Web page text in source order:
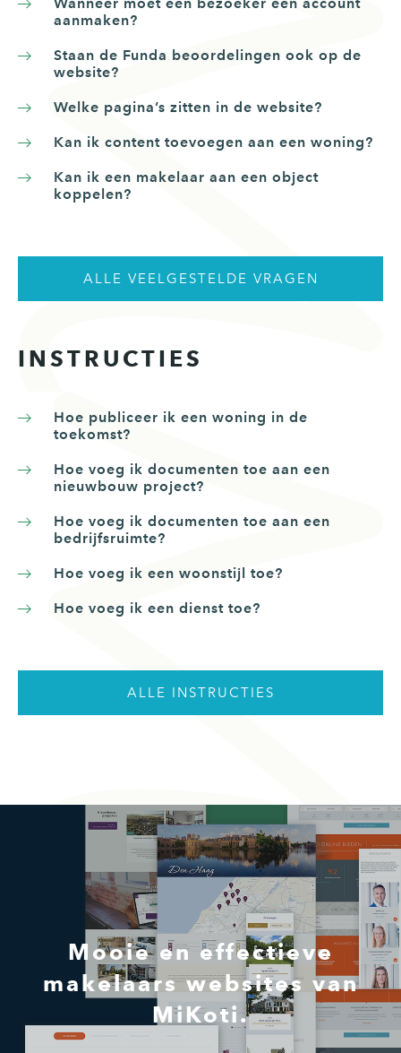
aanmaken?
Staan de Funda beoordelingen ook op de
website?
Welke pagina’s zitten in de website?
Kan ik content toevoegen aan een woning?
Kan ik een makelaar aan een object
koppelen?
ALLE VEELGESTELDE VRAGEN
INSTRUCTIES
Hoe publiceer ik een woning in de
toekomst?
Hoe voeg ik documenten toe aan een
nieuwbouw project?
Hoe voeg ik documenten toe aan een
bedrijfsruimte?
Hoe voeg ik een woonstijl toe?
Hoe voeg ik een dienst toe?
ALLE INSTRUCTIES
Mooie en effectieve
makelaars websites van
MiKoti.